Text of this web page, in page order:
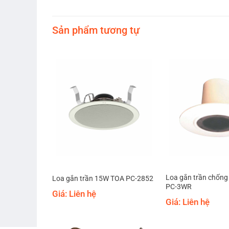
Sản phẩm tương tự
Loa gắn trần 15W TOA PC-2852
Giá: Liên hệ
Loa gắn trần
PC-3WR
Giá: Liên hệ